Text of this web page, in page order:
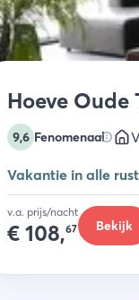
Hoeve Oude
9,6 Fenomenaal
Vakantie in alle
v.a. prijs/nacht
€ 108,67 Bekijk